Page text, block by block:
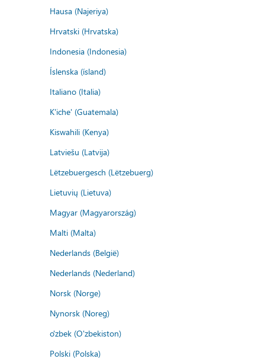
Hausa (Najeriya)
Hrvatski (Hrvatska)
Indonesia (Indonesia)
Íslenska (ísland)
Italiano (Italia)
K'iche' (Guatemala)
Kiswahili (Kenya)
Latviešu (Latvija)
Lëtzebuergesch (Lëtzebuerg)
Lietuvių (Lietuva)
Magyar (Magyarország)
Malti (Malta)
Nederlands (België)
Nederlands (Nederland)
Norsk (Norge)
Nynorsk (Noreg)
o'zbek (O'zbekiston)
Polski (Polska)